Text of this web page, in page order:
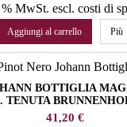
MwSt. escl. costi di
Aggiungi al carrello Più
BOTTIGLIA
TENUTA
Prezzo
41,20 €